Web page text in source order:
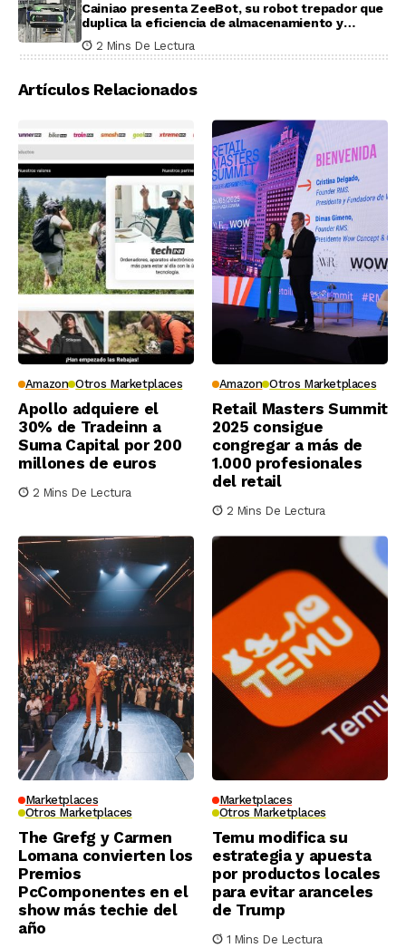
Cainiao presenta ZeeBot, su robot trepador que
duplica la eficiencia de almacenamiento y
recogida en pruebas reales
2 Mins De Lectura
Artículos Relacionados
Amazon Otros Marketplaces
Apollo adquiere el
30% de Tradeinn a
Suma Capital por 200
millones de euros
2 Mins De Lectura
Amazon Otros Marketplaces
Retail Masters Summit
2025 consigue
congregar a más de
1.000 profesionales
del retail
2 Mins De Lectura
Marketplaces
Otros Marketplaces
The Grefg y Carmen
Lomana convierten los
Premios
PcComponentes en el
show más techie del
año
Marketplaces
Otros Marketplaces
Temu modifica su
estrategia y apuesta
por productos locales
para evitar aranceles
de Trump
1 Mins De Lectura